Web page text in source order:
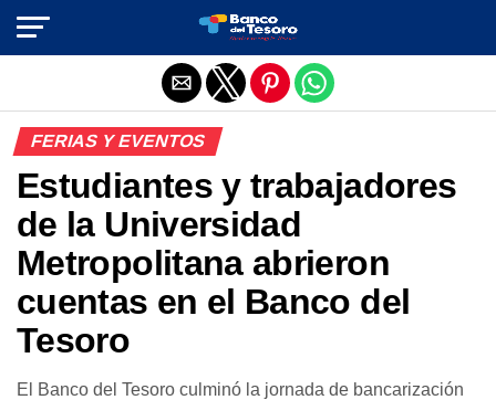
FERIAS Y EVENTOS
Estudiantes y trabajadores
de la Universidad
Metropolitana abrieron
cuentas en el Banco del
Tesoro
El Banco del Tesoro culminó la jornada de bancarización
Salir de la versión móvil